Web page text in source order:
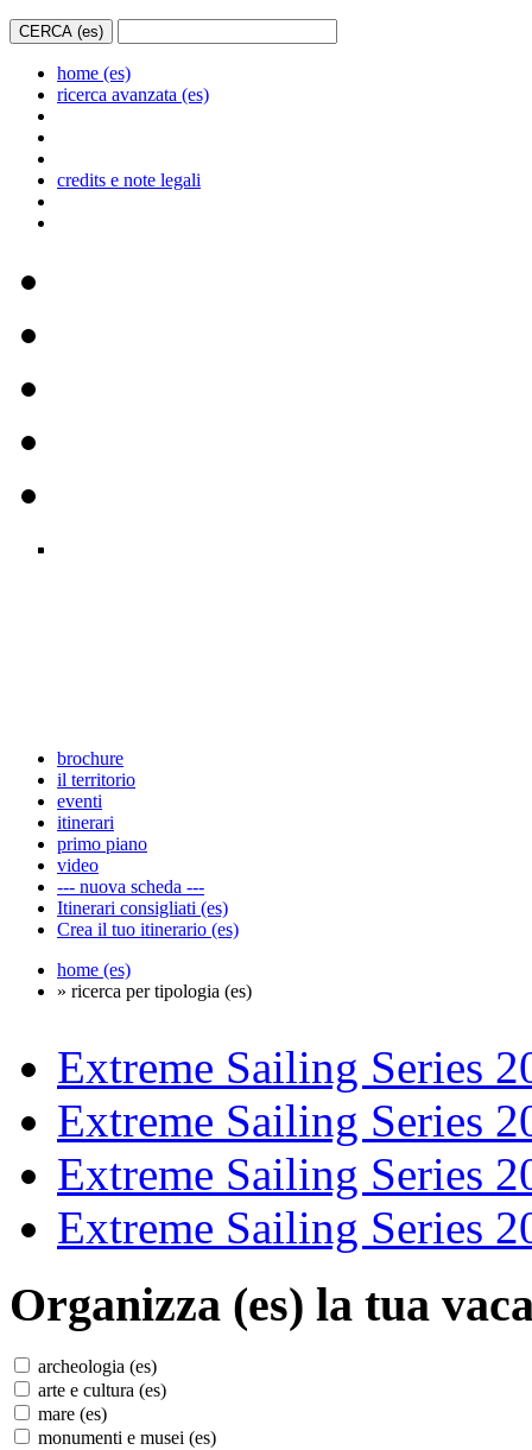
home (es)
ricerca avanzata (es)
credits e note legali
brochure
il territorio
eventi
itinerari
primo piano
video
--- nuova scheda ---
Itinerari consigliati (es)
Crea il tuo itinerario (es)
home (es)
» ricerca per tipologia (es)
Extreme Sailing Series
Extreme Sailing Series
Extreme Sailing Series
Extreme Sailing Series
Organizza (es) la tua
archeologia (es)
arte e cultura (es)
mare (es)
monumenti e musei (es)